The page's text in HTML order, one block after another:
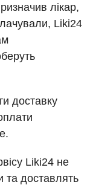
лікар,
Liki24
доставку
Liki24 не
доставлять